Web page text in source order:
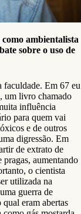
ambientalista
sobre o uso de
faculdade. Em 67 eu
um livro chamado
influência
para quem vai
e de outros
digressão. Em
de extrato de
aumentando
o cientista
utilizada na
guerra de
eram abertas